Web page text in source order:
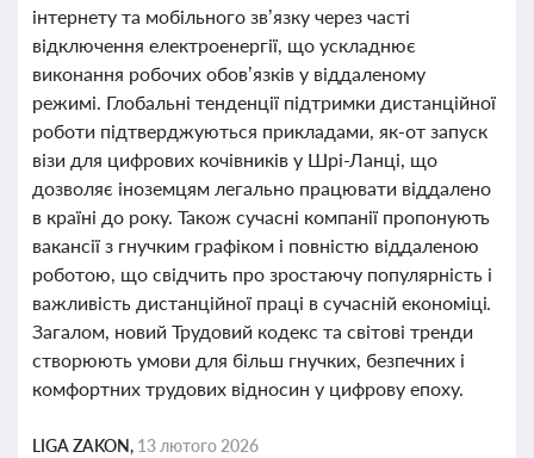
інтернету та мобільного зв’язку через часті
відключення електроенергії, що ускладнює
виконання робочих обов’язків у віддаленому
режимі. Глобальні тенденції підтримки дистанційної
роботи підтверджуються прикладами, як-от запуск
візи для цифрових кочівників у Шрі-Ланці, що
дозволяє іноземцям легально працювати віддалено
в країні до року. Також сучасні компанії пропонують
вакансії з гнучким графіком і повністю віддаленою
роботою, що свідчить про зростаючу популярність і
важливість дистанційної праці в сучасній економіці.
Загалом, новий Трудовий кодекс та світові тренди
створюють умови для більш гнучких, безпечних і
комфортних трудових відносин у цифрову епоху.
LIGA ZAKON, 13 лютого 2026